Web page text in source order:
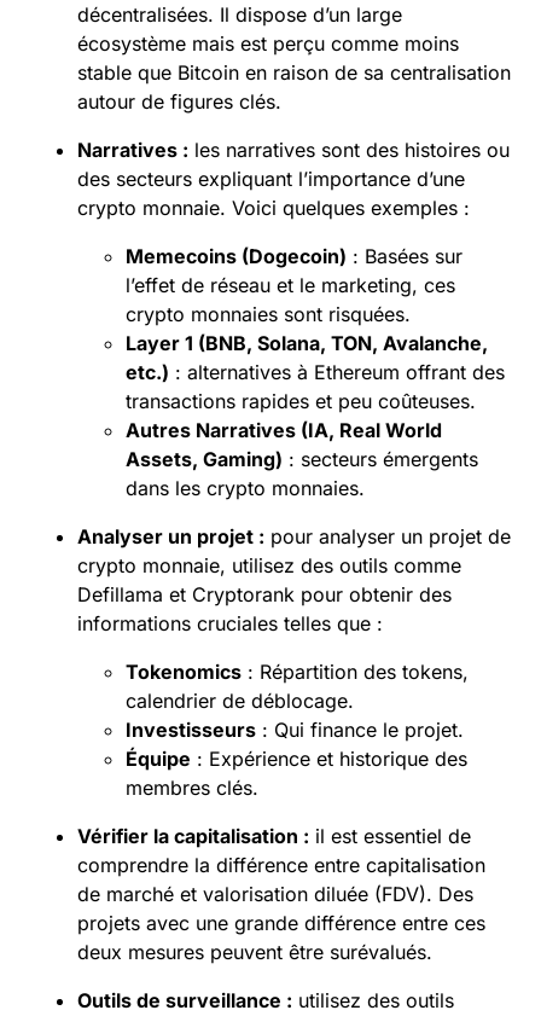
décentralisées. Il dispose d’un large
écosystème mais est perçu comme moins
stable que Bitcoin en raison de sa centralisation
autour de figures clés.
Narratives : les narratives sont des histoires ou
des secteurs expliquant l’importance d’une
crypto monnaie. Voici quelques exemples :
Memecoins (Dogecoin) : Basées sur
l’effet de réseau et le marketing, ces
crypto monnaies sont risquées.
Layer 1 (BNB, Solana, TON, Avalanche,
etc.) : alternatives à Ethereum offrant des
transactions rapides et peu coûteuses.
Autres Narratives (IA, Real World
Assets, Gaming) : secteurs émergents
dans les crypto monnaies.
Analyser un projet : pour analyser un projet de
crypto monnaie, utilisez des outils comme
Defillama et Cryptorank pour obtenir des
informations cruciales telles que :
Tokenomics : Répartition des tokens,
calendrier de déblocage.
Investisseurs : Qui finance le projet.
Équipe : Expérience et historique des
membres clés.
Vérifier la capitalisation : il est essentiel de
comprendre la différence entre capitalisation
de marché et valorisation diluée (FDV). Des
projets avec une grande différence entre ces
deux mesures peuvent être surévalués.
Outils de surveillance : utilisez des outils